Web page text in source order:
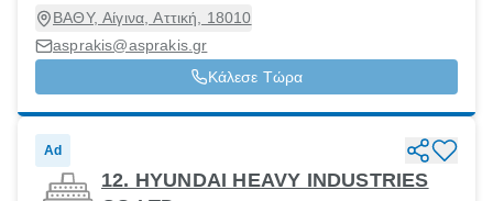
ΒΑΘΥ, Αίγινα, Αττική, 18010
asprakis@asprakis.gr
Κάλεσε Τώρα
Ad
12. HYUNDAI HEAVY INDUSTRIES